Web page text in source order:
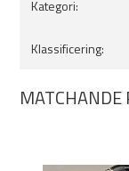
Kategori:
Klassificering:
MATCHANDE